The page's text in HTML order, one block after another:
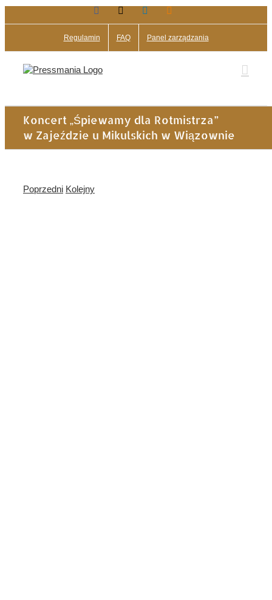
do
Facebook LinkedIn
Regulamin FAQ Panel zarządzania
Koncert „Śpiewamy dla Rotmistrza”
w Zajeździe u Mikulskich w Wiązownie
Poprzedni Kolejny